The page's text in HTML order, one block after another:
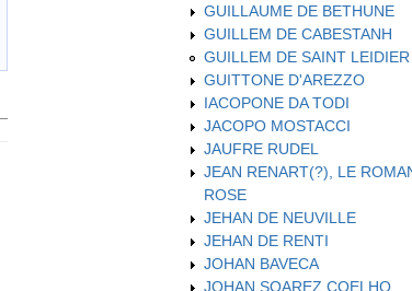
GUILLAUME DE BETHUNE
GUILLEM DE CABESTANH
GUILLEM DE SAINT LEIDIER
GUITTONE D'AREZZO
IACOPONE DA TODI
JACOPO MOSTACCI
JAUFRE RUDEL
JEAN RENART(?), LE
ROSE
JEHAN DE NEUVILLE
JEHAN DE RENTI
JOHAN BAVECA
JOHAN SOAREZ COELHO